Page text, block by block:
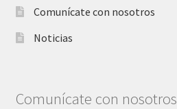
Comunícate con nosotros
Noticias
Comunícate con nosotros